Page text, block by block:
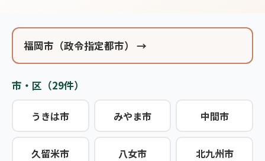
福岡市（政令指定都市） →
市・区（29件）
うきは市 みやま市 中間市
久留米市 八女市 北九州市